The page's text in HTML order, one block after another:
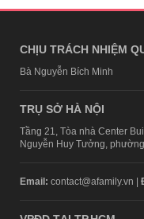
CHỊU TRÁCH NHIỆM
Bà Nguyễn Bích Minh
TRỤ SỞ HÀ NỘI
Tầng 21, Tòa nhà Center
Nguyễn Huy Tưởng,
Email: contact@afamily.vn |